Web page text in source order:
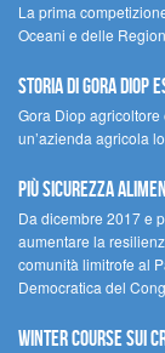
La prima
Oceani e delle
STORIA DI GORA DIOP
Gora Diop
un’azienda agricola
Più sicurezza
Da dicembre 2017 e
aumentare la
comunità limitrofe al
Democratica del
Winter Course sui